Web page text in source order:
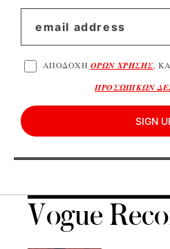
ΑΠΟΔΟΧΗ ΟΡΩΝ ΧΡΗΣΗΣ,
ΠΡΟΣΩΠΙΚΩΝ
SIGN
Vogue